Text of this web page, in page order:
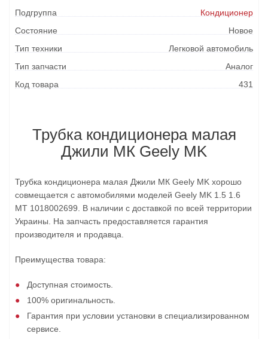
Подгруппа
Кондиционер
Состояние
Новое
Тип техники
Легковой автомобиль
Тип запчасти
Аналог
Код товара
431
Трубка кондиционера малая
Джили МК Geely MK
Трубка кондиционера малая Джили МК Geely MK хорошо
совмещается с автомобилями моделей Geely MK 1.5 1.6
MT 1018002699. В наличии с доставкой по всей территории
Украины. На запчасть предоставляется гарантия
производителя и продавца.
Преимущества товара:
Доступная стоимость.
100% оригинальность.
Гарантия при условии установки в специализированном
сервисе.